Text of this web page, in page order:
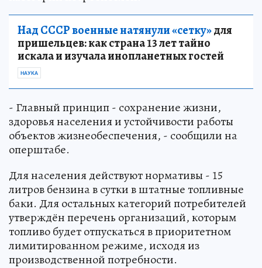
Над СССР военные натянули «сетку»для
пришельцев: как страна 13 лет тайно
искала и изучала инопланетных гостей
НАУКА
- Главный принцип - сохранение жизни,
здоровья населения и устойчивости работы
объектов жизнеобеспечения, - сообщили на
оперштабе.
Для населения действуют нормативы - 15
литров бензина в сутки в штатные топливные
баки. Для остальных категорий потребителей
утверждён перечень организаций, которым
топливо будет отпускаться в приоритетном
лимитированном режиме, исходя из
производственной потребности.